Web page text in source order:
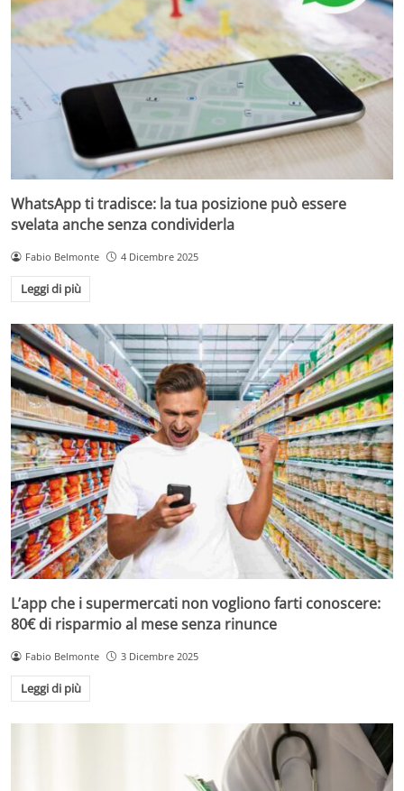
WhatsApp ti tradisce: la tua posizione può essere
svelata anche senza condividerla
Fabio Belmonte 4 Dicembre 2025
Leggi di più
L’app che i supermercati non vogliono farti conoscere:
80€ di risparmio al mese senza rinunce
Fabio Belmonte 3 Dicembre 2025
Leggi di più